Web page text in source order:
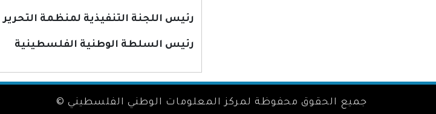
رئيس اللجنة التنفيذية لمنظمة
رئيس السلطة الوطنية الفلسطينية
جميع الحقوق محفوظة لمركز المعلومات الوطني الفلسطيني ©